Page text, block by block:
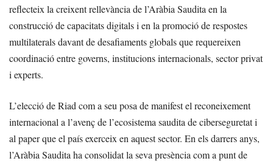
reflecteix la creixent rellevància de l’Aràbia Saudita en la
construcció de capacitats digitals i en la promoció de respostes
multilaterals davant de desafiaments globals que requereixen
coordinació entre governs, institucions internacionals, sector privat
i experts.
L’elecció de Riad com a seu posa de manifest el reconeixement
internacional a l’avenç de l’ecosistema saudita de ciberseguretat i
al paper que el país exerceix en aquest sector. En els darrers anys,
l’Aràbia Saudita ha consolidat la seva presència com a punt de